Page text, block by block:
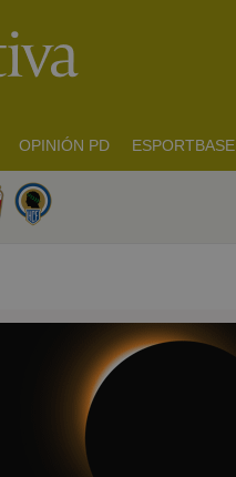
OPINIÓN PD ESPORTBASE